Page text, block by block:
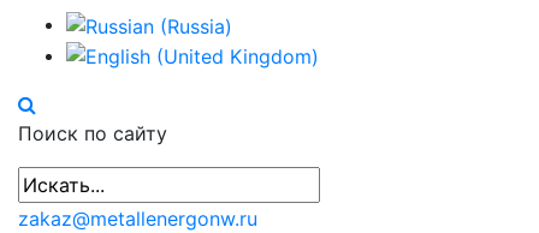
Поиск по сайту
zakaz@metallenergonw.ru